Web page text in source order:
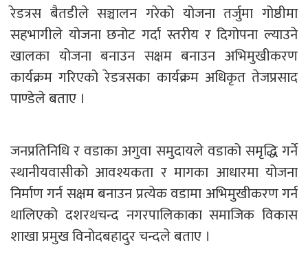
रेडत्रस बैतडीले सञ्चालन गरेको योजना तर्जुमा गोष्ठीमा
सहभागीले योजना छनोट गर्दा स्तरीय र दिगोपना ल्याउने
खालका योजना बनाउन सक्षम बनाउन अभिमुखीकरण
कार्यक्रम गरिएको रेडत्रसका कार्यक्रम अधिकृत तेजप्रसाद
पाण्डेले बताए ।
जनप्रतिनिधि र वडाका अगुवा समुदायले वडाको समृद्धि गर्ने
स्थानीयवासीको आवश्यकता र मागका आधारमा योजना
निर्माण गर्न सक्षम बनाउन प्रत्येक वडामा अभिमुखीकरण गर्न
थालिएको दशरथचन्द नगरपालिकाका समाजिक विकास
शाखा प्रमुख विनोदबहादुर चन्दले बताए ।